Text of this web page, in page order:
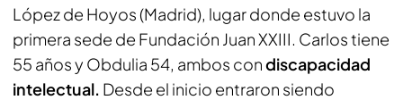
López de Hoyos (Madrid), lugar donde estuvo la
primera sede de Fundación Juan XXIII. Carlos tiene
55 años y Obdulia 54, ambos condiscapacidad
intelectual. Desde el inicio entraron siendo